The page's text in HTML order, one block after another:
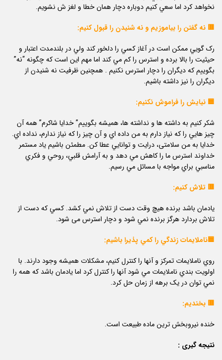
نخواهد كرد اما سعي كنيم دوباره دچار همان خطا و لغز ش نشويم.
🟥 نه گفتن را بياموزيم و نه شنيدن را قبول کنيم:
رک گويي ممکن است در آغاز كسي را دلخور كند ولي در بلندمدت اعتبار و
حیثیت را بالا برده و استرس را كم مي كند اما مهم اين است كه چگونه “نه”
بگوييم كه ديگران را دچار استرس نکنیم . همچنين ظرفيت نه شنيدن از
ديگران را نيز داشته باشيم.
🟦 نيايش را فراموش نکنيم:
شکر كنيم به داشته ها و نداشته ها، هميشه بگوييم” خدايا شاكرم” همه آن
چيز هايي را كه نیاز دارم به من داده اي و آن چيز را كه نياز ندارم، نداده اي.
خدايا به من سلامتی، درايت و توانايي عطا كن. مطمئن باشيم ياد مستمر
خداوند استرس ما را كاهش مي دهد و به آرامش قلبي، روحي و فکري
مناسبي براي مواجه با مسائل مي رسيم.
🟥 تلاش کنیم:
يادمان باشد برنده هیچ وقت دست از تلاش نمي كشد. كسي كه دست از
تلاش بردارد هرگز برنده نمي شود و دچار استرس می شود.
🟦ناملایمات زندگي را کمي پذيرا باشيم:
روي ناملایمات تمركز و آنها را كنترل كنيم، مشکلات هميشه وجود دارند. با
اولويت بندي ناملایمات مي شود آنها را كنترل كرد اما يادمان باشد كه همه را
نمي توان در يک برهه از زمان حل كرد.
🟥 بخنديم:
خنده نيروبخش ترين ماده طبيعت است.
نتیجه گیری :